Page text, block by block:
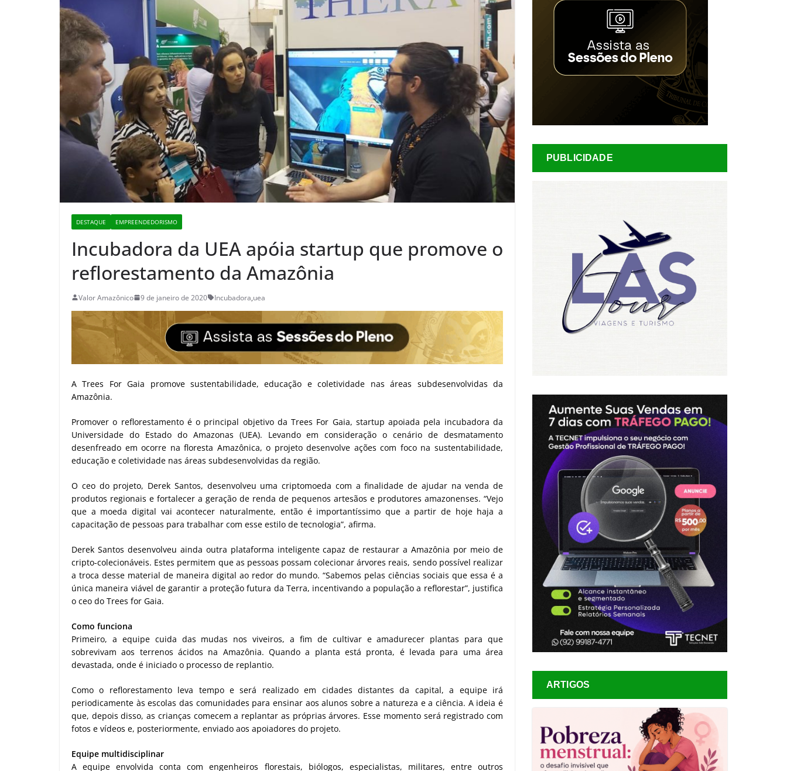
DESTAQUE EMPREENDEDORISMO
Incubadora da UEA apóia startup que promove o
reflorestamento da Amazônia
Valor Amazônico 9 de janeiro de 2020 Incubadora,uea
A Trees For Gaia promove sustentabilidade, educação e coletividade nas áreas subdesenvolvidas da
Amazônia.
Promover o reflorestamento é o principal objetivo da Trees For Gaia, startup apoiada pela incubadora da
Universidade do Estado do Amazonas (UEA). Levando em consideração o cenário de desmatamento
desenfreado em ocorre na floresta Amazônica, o projeto desenvolve ações com foco na sustentabilidade,
educação e coletividade nas áreas subdesenvolvidas da região.
O ceo do projeto, Derek Santos, desenvolveu uma criptomoeda com a finalidade de ajudar na venda de
produtos regionais e fortalecer a geração de renda de pequenos artesãos e produtores amazonenses. “Vejo
que a moeda digital vai acontecer naturalmente, então é importantíssimo que a partir de hoje haja a
capacitação de pessoas para trabalhar com esse estilo de tecnologia”, afirma.
Derek Santos desenvolveu ainda outra plataforma inteligente capaz de restaurar a Amazônia por meio de
cripto-colecionáveis. Estes permitem que as pessoas possam colecionar árvores reais, sendo possível realizar
a troca desse material de maneira digital ao redor do mundo. “Sabemos pelas ciências sociais que essa é a
única maneira viável de garantir a proteção futura da Terra, incentivando a população a reflorestar”, justifica
o ceo do Trees for Gaia.
Como funciona
Primeiro, a equipe cuida das mudas nos viveiros, a fim de cultivar e amadurecer plantas para que
sobrevivam aos terrenos ácidos na Amazônia. Quando a planta está pronta, é levada para uma área
devastada, onde é iniciado o processo de replantio.
Como o reflorestamento leva tempo e será realizado em cidades distantes da capital, a equipe irá
periodicamente às escolas das comunidades para ensinar aos alunos sobre a natureza e a ciência. A ideia é
que, depois disso, as crianças comecem a replantar as próprias árvores. Esse momento será registrado com
fotos e vídeos e, posteriormente, enviado aos apoiadores do projeto.
Equipe multidisciplinar
A equipe envolvida conta com engenheiros florestais, biólogos, especialistas, militares, entre outros
PUBLICIDADE
ARTIGOS